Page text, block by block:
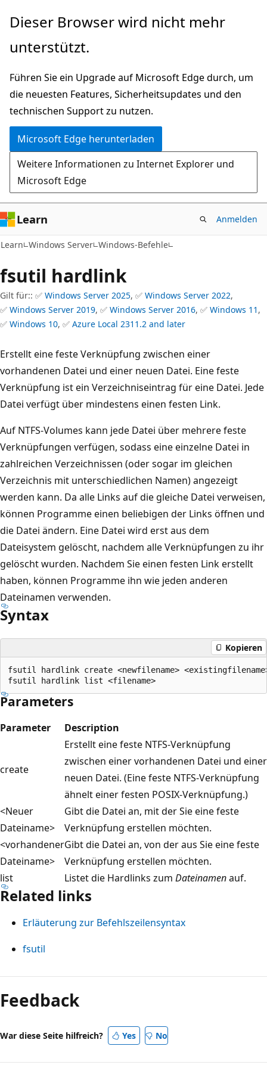
Zu
wechseln
Dieser Browser wird nicht mehr
unterstützt.
Führen Sie ein Upgrade auf Microsoft Edge durch, um
die neuesten Features, Sicherheitsupdates und den
technischen Support zu nutzen.
Microsoft Edge herunterladen
Weitere Informationen zu Internet Explorer und
Microsoft Edge
Learn Anmelden
Learn Windows Server Windows-Befehle
fsutil hardlink
Gilt für:: ✅ Windows Server 2025, ✅ Windows Server 2022,
✅ Windows Server 2019, ✅ Windows Server 2016, ✅ Windows 11 ,
✅ Windows 10, ✅ Azure Local 2311.2 and later
Erstellt eine feste Verknüpfung zwischen einer
vorhandenen Datei und einer neuen Datei. Eine feste
Verknüpfung ist ein Verzeichniseintrag für eine Datei. Jede
Datei verfügt über mindestens einen festen Link.
Auf NTFS-Volumes kann jede Datei über mehrere feste
Verknüpfungen verfügen, sodass eine einzelne Datei in
zahlreichen Verzeichnissen (oder sogar im gleichen
Verzeichnis mit unterschiedlichen Namen) angezeigt
werden kann. Da alle Links auf die gleiche Datei verweisen,
können Programme einen beliebigen der Links öffnen und
die Datei ändern. Eine Datei wird erst aus dem
Dateisystem gelöscht, nachdem alle Verknüpfungen zu ihr
gelöscht wurden. Nachdem Sie einen festen Link erstellt
haben, können Programme ihn wie jeden anderen
Dateinamen verwenden.
Syntax
Kopieren
fsutil hardlink create <newfilename>
Parameters
Parameter Description
create
Erstellt eine feste NTFS-Verknüpfung
zwischen einer vorhandenen Datei und einer
neuen Datei. (Eine feste NTFS-Verknüpfung
ähnelt einer festen POSIX-Verknüpfung.)
<Neuer
Dateiname>
Gibt die Datei an, mit der Sie eine feste
Verknüpfung erstellen möchten.
<vorhandener
Dateiname>
Gibt die Datei an, von der aus Sie eine feste
Verknüpfung erstellen möchten.
list
Listet die Hardlinks zum Dateinamenauf.
Related links
Erläuterung zur Befehlszeilensyntax
fsutil
Lesemodus
deaktiviert
Feedback
War diese Seite hilfreich? Yes No